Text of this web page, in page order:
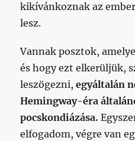
kikívánkoznak az
lesz.
Vannak posztok,
és hogy ezt elkerüljük,
leszögezni,egyáltalán
Hemingway-éra
pocskondiázása.
elfogadom, végre van